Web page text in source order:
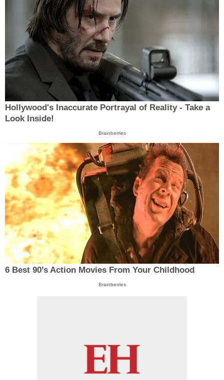
Hollywood's Inaccurate Portrayal of Reality - Take a
Look Inside!
Brainberries
6 Best 90’s Action Movies From Your Childhood
Brainberries